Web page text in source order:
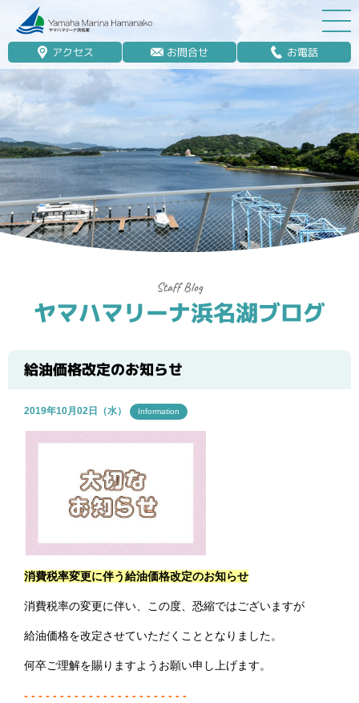
アクセス お問合せ お電話
マリーナ案内
船舶免許
マリンレジャー
マリーナステイ
レンタルボート
ボート販売
艤装
ブログ
ヤマハマリーナ浜名湖ブログ
給油価格改定のお知らせ
2019年10月02日（水） Information
消費税率変更に伴う給油価格改定のお知らせ
消費税率の変更に伴い、この度、恐縮ではございますが
給油価格を改定させていただくこととなりました。
何卒ご理解を賜りますようお願い申し上げます。
- - - - - - - - - - - - - - - - - - - - - - -